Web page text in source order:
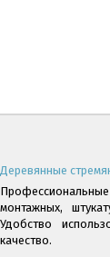
Деревянные
Профессиональные
монтажных,
Удобство
качество.